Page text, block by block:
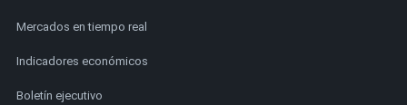
Mercados en tiempo real
Indicadores económicos
Boletín ejecutivo